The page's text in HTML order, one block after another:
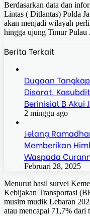
Berdasarkan data dan
Lintas ( Ditlantas) Polda
akan menjadi wilayah
hingga ujung Timur Pulau
Berita Terkait
Dugaan
Disorot,
Berinisial B Akui
2 minggu ago
Jelang
Memberikan
Waspada
Februari 28, 2025
Menurut hasil survei
Kebijakan Transportasi
musim mudik Lebaran
atau mencapai 71,7% dari